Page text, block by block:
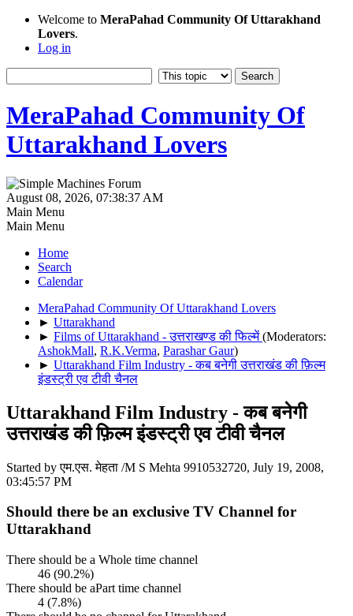
Welcome to MeraPahad Community Of Uttarakhand
Lovers.
Log in
MeraPahad Community Of
Uttarakhand Lovers
August 08, 2026, 07:38:37 AM
Main Menu
Main Menu
Home
Search
Calendar
MeraPahad Community Of Uttarakhand Lovers
► Uttarakhand
► Films of Uttarakhand - उत्तराखण्ड की फिल्में(Moderators:
AshokMall, R.K.Verma, Parashar Gaur)
► Uttarakhand Film Industry - कब बनेगी उत्तराखंड की फ़िल्म
इंडस्ट्री एव टीवी चैनल
Uttarakhand Film Industry - कब बनेगी
उत्तराखंड की फ़िल्म इंडस्ट्री एव टीवी चैनल
Started by एम.एस. मेहता /M S Mehta 9910532720, July 19, 2008,
03:45:57 PM
Should there be an exclusive TV Channel for
Uttarakhand
There should be a Whole time channel
46 (90.2%)
There should be aPart time channel
4 (7.8%)